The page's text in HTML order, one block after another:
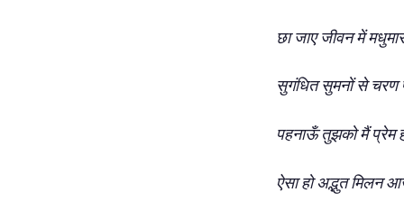
छा जाए जीवन में
सुगंधित सुमनों से चरण
पहनाऊँ तुझको मैं प्रेम
ऐसा हो अद्भुत मिलन